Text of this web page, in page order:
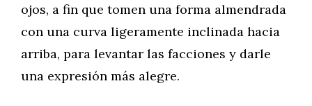
ojos, a fin que tomen una forma almendrada
con una curva ligeramente inclinada hacia
arriba, para levantar las facciones y darle
una expresión más alegre.